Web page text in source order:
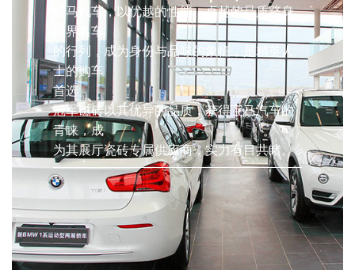
宝马汽车，以优越的性能、卓越的品质跻身
世界名车
的行列，成为身份与品味的象征，是精英人
士的购车
首选。
冠军磁砖以其优异的品质，获得宝马汽车的
青睐，成
为其展厅瓷砖专属供应商，实力有目共睹。